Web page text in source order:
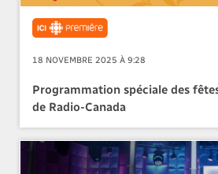
18 NOVEMBRE 2025 À 9:28
Programmation spéciale des
de Radio-Canada